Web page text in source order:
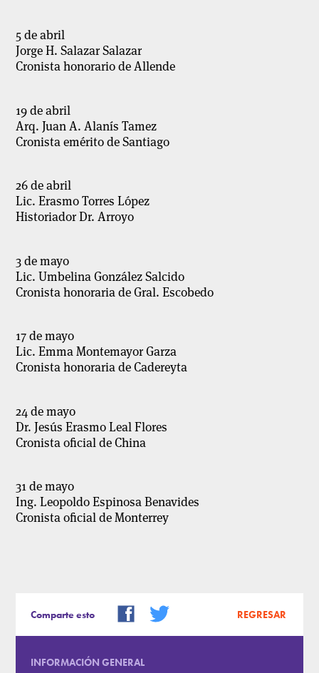
5 de abril
Jorge H. Salazar Salazar
Cronista honorario de Allende
19 de abril
Arq. Juan A. Alanís Tamez
Cronista emérito de Santiago
26 de abril
Lic. Erasmo Torres López
Historiador Dr. Arroyo
3 de mayo
Lic. Umbelina González Salcido
Cronista honoraria de Gral. Escobedo
17 de mayo
Lic. Emma Montemayor Garza
Cronista honoraria de Cadereyta
24 de mayo
Dr. Jesús Erasmo Leal Flores
Cronista oficial de China
31 de mayo
Ing. Leopoldo Espinosa Benavides
Cronista oficial de Monterrey
Comparte esto REGRESAR
INFORMACIÓN GENERAL